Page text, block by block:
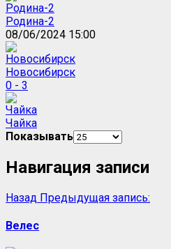
Родина-2
08/06/2024 15:00
Новосибирск
0 - 3
Чайка
Показывать
Навигация записи
Назад Предыдущая запись:
Велес